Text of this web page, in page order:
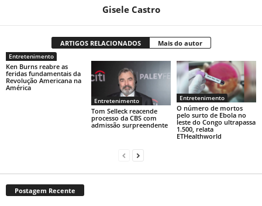
Gisele Castro
ARTIGOS RELACIONADOS Mais do autor
Entretenimento
Ken Burns reabre as
feridas fundamentais da
Revolução Americana na
América
Entretenimento
Tom Selleck reacende
processo da CBS com
admissão surpreendente
Entretenimento
O número de mortos
pelo surto de Ebola no
leste do Congo ultrapassa
1.500, relata
ETHealthworld
Postagem Recente